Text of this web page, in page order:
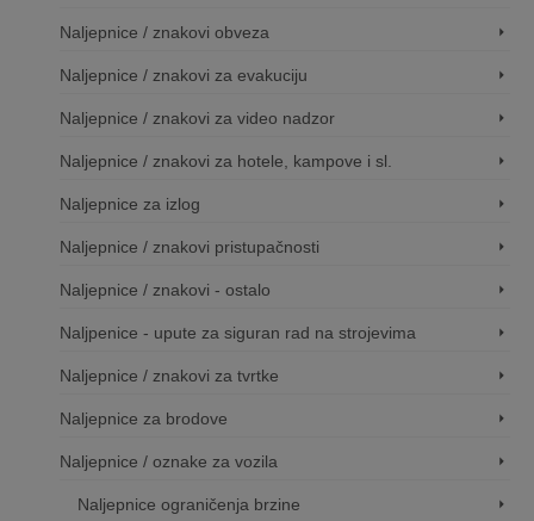
Naljepnice / znakovi obveza
Naljepnice / znakovi za evakuciju
Naljepnice / znakovi za video nadzor
Naljepnice / znakovi za hotele, kampove i sl.
Naljepnice za izlog
Naljepnice / znakovi pristupačnosti
Naljepnice / znakovi - ostalo
Naljpenice - upute za siguran rad na strojevima
Naljepnice / znakovi za tvrtke
Naljepnice za brodove
Naljepnice / oznake za vozila
Naljepnice ograničenja brzine